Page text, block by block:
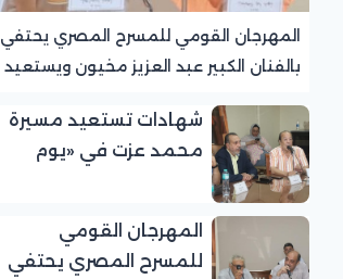
المهرجان القومي للمسرح المصري يحتفي
بالفنان الكبير عبد العزيز مخيون ويستعيد
شهادات تستعيد مسيرة
محمد عزت في «يوم
للمسرح المصري
المهرجان القومي
للمسرح المصري يحتفي